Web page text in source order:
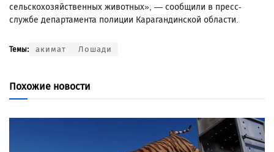
сельскохозяйственных животных», — сообщили в пресс-
службе департамента полиции Карагандинской области.
Темы: акимат Лошади
Похожие новости